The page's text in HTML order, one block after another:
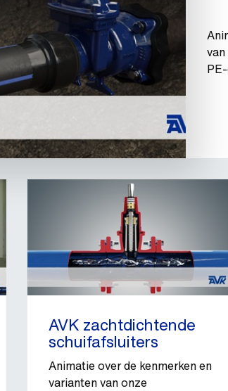
AVK zachtdichtende
schuifafsluiters
Animatie over de kenmerken en
varianten van onze